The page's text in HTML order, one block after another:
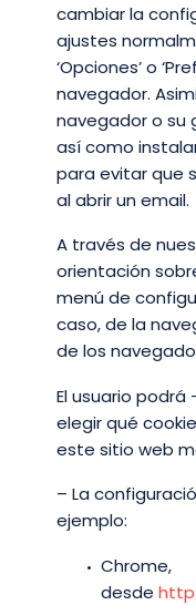
cambiar la
ajustes
‘Opciones’ o
navegador.
navegador o su
así como
para evitar que
al abrir un email.
A través de
orientación
menú de
caso, de la
de los
El usuario
elegir qué
este sitio web
– La
ejemplo:
Chrome,
desde